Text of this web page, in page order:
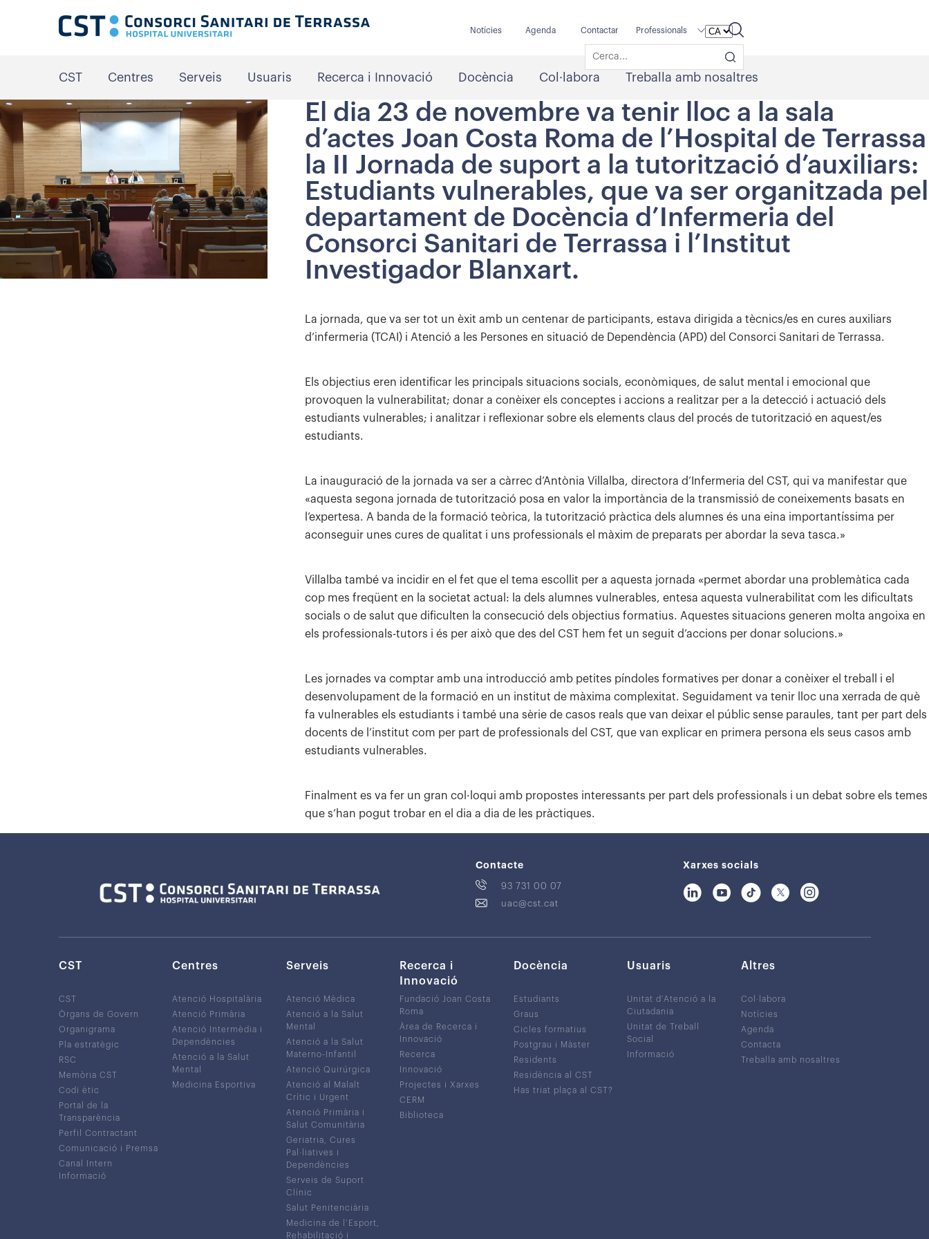
Notícies Agenda Contactar Professionals
CST Centres Serveis Usuaris Recerca i Innovació Docència Col·labora Treballa amb nosaltres
El dia 23 de novembre va tenir lloc a la sala
d’actes Joan Costa Roma de l’Hospital de Terrassa
la II Jornada de suport a la tutorització d’auxiliars:
Estudiants vulnerables, que va ser organitzada pel
departament de Docència d’Infermeria del
Consorci Sanitari de Terrassa i l’Institut
Investigador Blanxart.
La jornada, que va ser tot un èxit amb un centenar de participants, estava dirigida a tècnics/es en cures auxiliars
d’infermeria (TCAI) i Atenció a les Persones en situació de Dependència (APD) del Consorci Sanitari de Terrassa.
Els objectius eren identificar les principals situacions socials, econòmiques, de salut mental i emocional que
provoquen la vulnerabilitat; donar a conèixer els conceptes i accions a realitzar per a la detecció i actuació dels
estudiants vulnerables; i analitzar i reflexionar sobre els elements claus del procés de tutorització en aquest/es
estudiants.
La inauguració de la jornada va ser a càrrec d’Antònia Villalba, directora d’Infermeria del CST, qui va manifestar que
«aquesta segona jornada de tutorització posa en valor la importància de la transmissió de coneixements basats en
l’expertesa. A banda de la formació teòrica, la tutorització pràctica dels alumnes és una eina importantíssima per
aconseguir unes cures de qualitat i uns professionals el màxim de preparats per abordar la seva tasca.»
Villalba també va incidir en el fet que el tema escollit per a aquesta jornada «permet abordar una problemàtica cada
cop mes freqüent en la societat actual: la dels alumnes vulnerables, entesa aquesta vulnerabilitat com les dificultats
socials o de salut que dificulten la consecució dels objectius formatius. Aquestes situacions generen molta angoixa en
els professionals-tutors i és per això que des del CST hem fet un seguit d’accions per donar solucions.»
Les jornades va comptar amb una introducció amb petites píndoles formatives per donar a conèixer el treball i el
desenvolupament de la formació en un institut de màxima complexitat. Seguidament va tenir lloc una xerrada de què
fa vulnerables els estudiants i també una sèrie de casos reals que van deixar el públic sense paraules, tant per part dels
docents de l’institut com per part de professionals del CST, que van explicar en primera persona els seus casos amb
estudiants vulnerables.
Finalment es va fer un gran col·loqui amb propostes interessants per part dels professionals i un debat sobre els temes
que s’han pogut trobar en el dia a dia de les pràctiques.
Contacte
93 731 00 07
uac@cst.cat
Xarxes socials
CST
CST
Òrgans de Govern
Organigrama
Pla estratègic
RSC
Memòria CST
Codi ètic
Portal de la
Transparència
Perfil Contractant
Comunicació i Premsa
Canal Intern
Informació
Centres
Atenció Hospitalària
Atenció Primària
Atenció Intermèdia i
Dependències
Atenció a la Salut
Mental
Medicina Esportiva
Serveis
Atenció Mèdica
Atenció a la Salut
Mental
Atenció a la Salut
Materno-Infantil
Atenció Quirúrgica
Atenció al Malalt
Crític i Urgent
Atenció Primària i
Salut Comunitària
Geriatria, Cures
Pal·liatives i
Dependències
Serveis de Suport
Clínic
Salut Penitenciària
Medicina de l’Esport,
Rehabilitació i
Recerca i
Innovació
Fundació Joan Costa
Roma
Àrea de Recerca i
Innovació
Recerca
Innovació
Projectes i Xarxes
CERM
Biblioteca
Docència
Estudiants
Graus
Cicles formatius
Postgrau i Màster
Residents
Residència al CST
Has triat plaça al CST?
Usuaris
Unitat d’Atenció a la
Ciutadania
Unitat de Treball
Social
Informació
Altres
Col·labora
Notícies
Agenda
Contacta
Treballa amb nosaltres